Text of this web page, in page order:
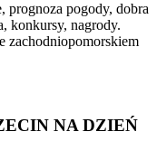
prognoza pogody, dobra
konkursy, nagrody.
zachodniopomorskiem
NA DZIEŃ